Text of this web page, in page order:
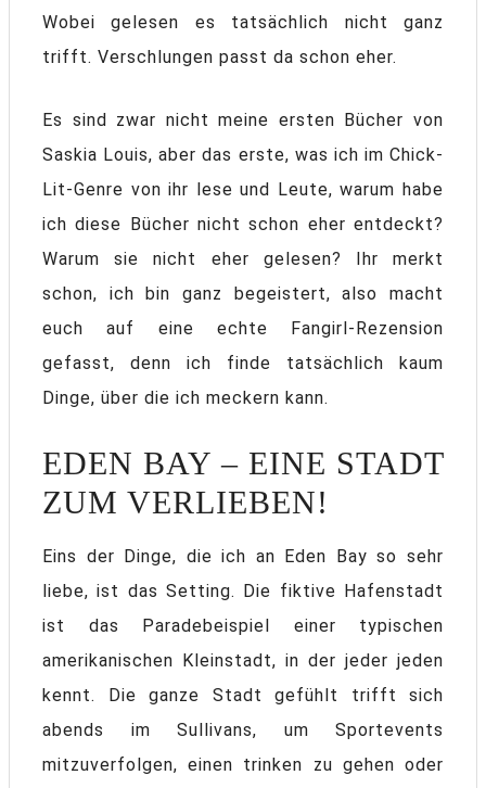
Wobei gelesen es tatsächlich nicht ganz
trifft. Verschlungen passt da schon eher.
Es sind zwar nicht meine ersten Bücher von
Saskia Louis, aber das erste, was ich im Chick-
Lit-Genre von ihr lese und Leute, warum habe
ich diese Bücher nicht schon eher entdeckt?
Warum sie nicht eher gelesen? Ihr merkt
schon, ich bin ganz begeistert, also macht
euch auf eine echte Fangirl-Rezension
gefasst, denn ich finde tatsächlich kaum
Dinge, über die ich meckern kann.
EDEN BAY – EINE STADT
ZUM VERLIEBEN!
Eins der Dinge, die ich an Eden Bay so sehr
liebe, ist das Setting. Die fiktive Hafenstadt
ist das Paradebeispiel einer typischen
amerikanischen Kleinstadt, in der jeder jeden
kennt. Die ganze Stadt gefühlt trifft sich
abends im Sullivans, um Sportevents
mitzuverfolgen, einen trinken zu gehen oder